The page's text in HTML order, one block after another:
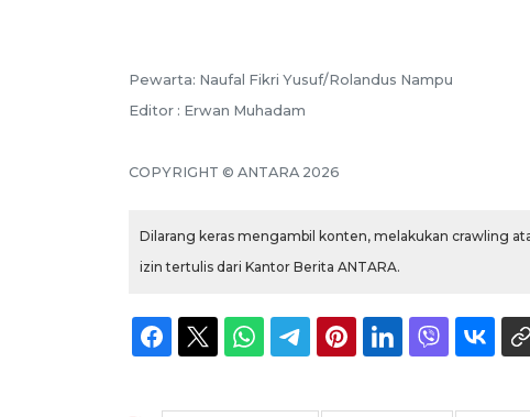
Pewarta: Naufal Fikri Yusuf/Rolandus Nampu
Editor : Erwan Muhadam
COPYRIGHT © ANTARA 2026
Dilarang keras mengambil konten, melakukan crawling
izin tertulis dari Kantor Berita ANTARA.